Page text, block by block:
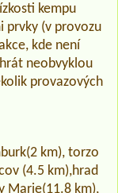
kempu
prvky (v provozu
kde není
neobvyklou
provazových
km), torzo
(4.5 km),hrad
Marie(11.8 km),